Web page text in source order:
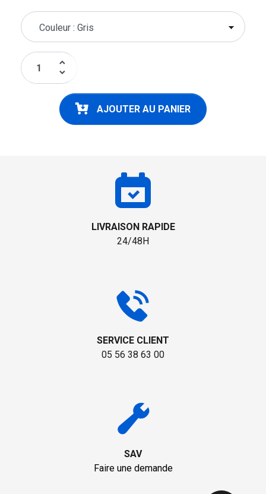
keyboard_arrow_up
keyboard_arrow_down
AJOUTER AU PANIER
LIVRAISON RAPIDE
24/48H
SERVICE CLIENT
05 56 38 63 00
SAV
Faire une demande